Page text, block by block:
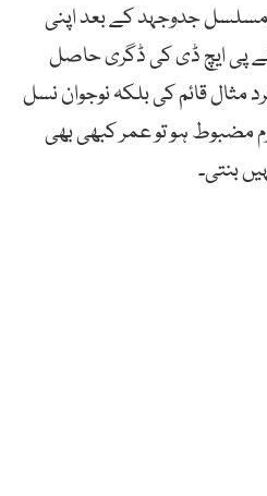
مسلسل جدوجہد کے بعد اپنی
پی ایچ ڈی کی ڈگری حاصل
قائم کی بلکہ نوجوان نسل
مضبوط ہو تو عمر کبھی بھی
بنتی۔